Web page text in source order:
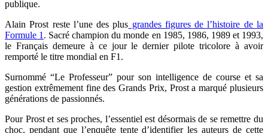
publique.
Alain Prost reste l’une des plus grandes figures de l’histoire de la
Formule 1 . Sacré champion du monde en 1985, 1986, 1989 et 1993,
le Français demeure à ce jour le dernier pilote tricolore à avoir
remporté le titre mondial en F1.
Surnommé “Le Professeur” pour son intelligence de course et sa
gestion extrêmement fine des Grands Prix, Prost a marqué plusieurs
générations de passionnés.
Pour Prost et ses proches, l’essentiel est désormais de se remettre du
choc, pendant que l’enquête tente d’identifier les auteurs de cette